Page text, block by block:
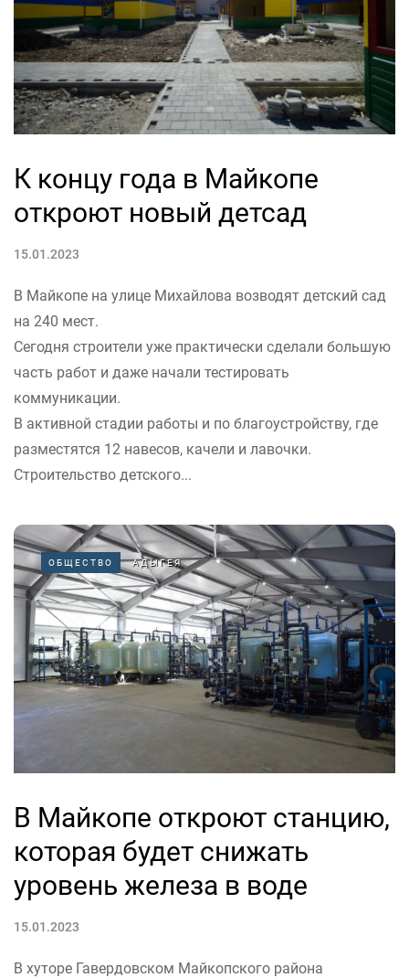
К концу года в Майкопе
откроют новый детсад
15.01.2023
В Майкопе на улице Михайлова возводят детский сад
на 240 мест.
Сегодня строители уже практически сделали большую
часть работ и даже начали тестировать
коммуникации.
В активной стадии работы и по благоустройству, где
разместятся 12 навесов, качели и лавочки.
Строительство детского...
ОБЩЕСТВО АДЫГЕЯ
В Майкопе откроют станцию,
которая будет снижать
уровень железа в воде
15.01.2023
В хуторе Гавердовском Майкопского района